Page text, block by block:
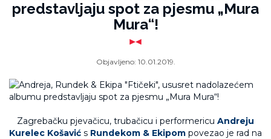
predstavljaju spot za pjesmu „Mura
Mura“!
Objavljeno: 10.01.2019.
Zagrebačku pjevačicu, trubačicu i performericu Andreju
Kurelec Košavić s Rundekom & Ekipom povezao je rad na